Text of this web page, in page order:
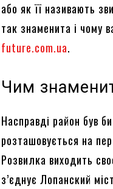
або як її називають
так знаменита і чому
future.com.ua.
Чим
Насправді район був
розташовується на
Розвилка виходить
з’єднує Лопанский